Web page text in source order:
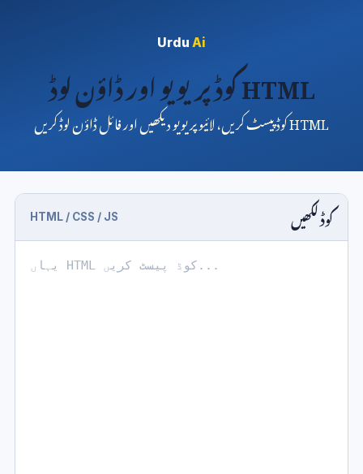
Urdu Ai
HTML کوڈ پریویو اور ڈاؤن لوڈ
HTML کوڈ پیسٹ کریں، لائیو پریویو دیکھیں اور فائل ڈاؤن لوڈ کریں
کوڈ لکھیں HTML / CSS / JS